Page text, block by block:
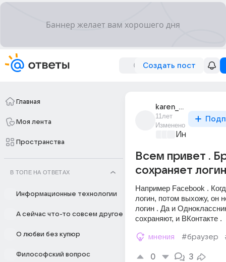
Создать пост
Главная
Моя лента
Пространства
В ТОПЕ НА ОТВЕТАХ
Информационные технологии
А сейчас что-то совсем другое
О любви без купюр
Философский вопрос
karen_minasian_69
11лет
Изменено
Всем привет .
сохраняет
Например Facebook .
логин, потом выхожу, он
логин . Да и
сохраняют, и ВКонтакте .
мнения #браузер
0 3